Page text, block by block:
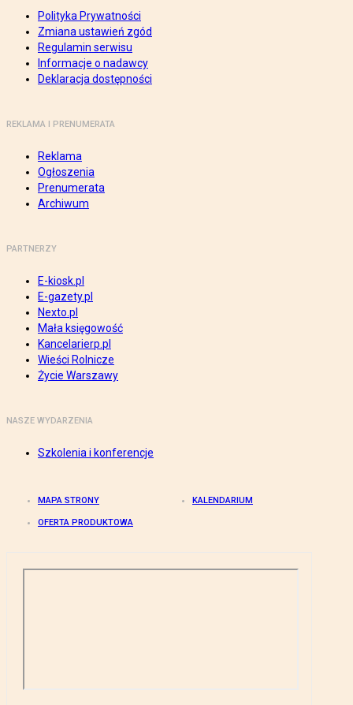
Polityka Prywatności
Zmiana ustawień zgód
Regulamin serwisu
Informacje o nadawcy
Deklaracja dostępności
REKLAMA I PRENUMERATA
Reklama
Ogłoszenia
Prenumerata
Archiwum
PARTNERZY
E-kiosk.pl
E-gazety.pl
Nexto.pl
Mała księgowość
Kancelarierp.pl
Wieści Rolnicze
Życie Warszawy
NASZE WYDARZENIA
Szkolenia i konferencje
MAPA STRONY KALENDARIUM
OFERTA PRODUKTOWA